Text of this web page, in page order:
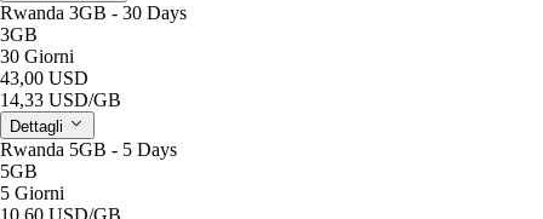
Rwanda 3GB - 30 Days
3GB
30 Giorni
43,00 USD
14,33 USD/GB
Dettagli
Rwanda 5GB - 5 Days
5GB
5 Giorni
10,60 USD/GB